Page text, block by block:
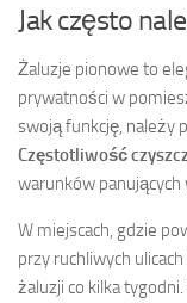
Jak często
Żaluzje pionowe to
prywatności w
swoją funkcję, należy
Częstotliwość
warunków
W miejscach, gdzie
przy ruchliwych
żaluzji co kilka